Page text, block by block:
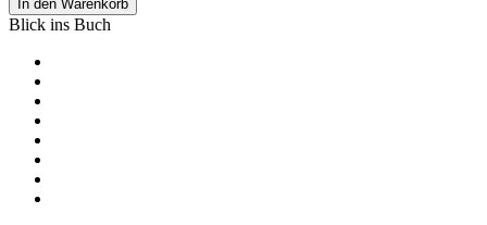
In den Warenkorb
Blick ins Buch